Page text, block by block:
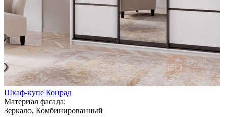
Шкаф-купе Конрад
Материал фасада:
Зеркало, Комбинированный